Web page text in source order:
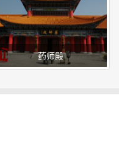
局拨款组织了对三塔的自明嘉
靖以来最大的一次维修，维修
中，在千寻塔的塔顶（佛教中
被称为天宫）、塔基以及其它
部位发现了各类文物680余件
药师殿